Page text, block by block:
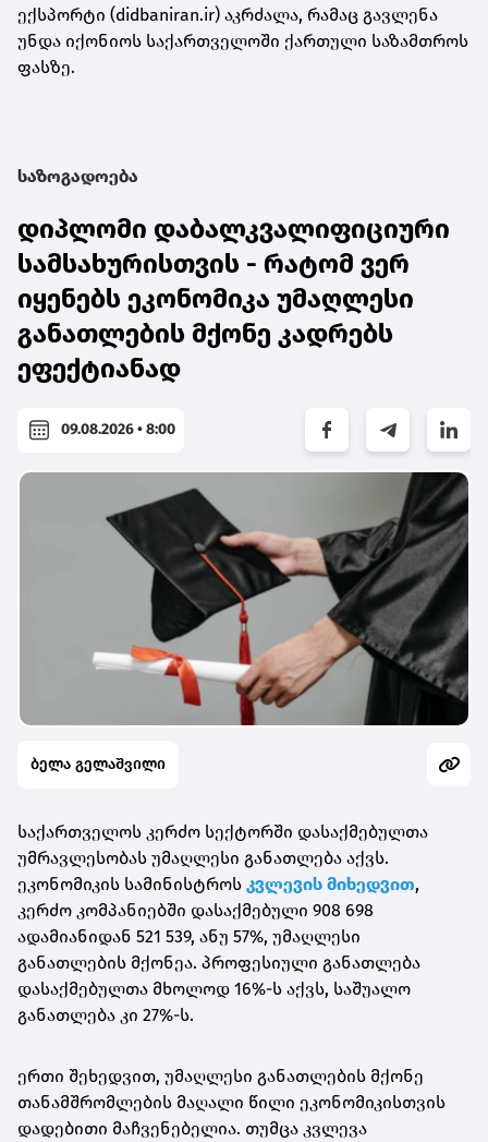
ექსპორტი (didbaniran.ir) აკრძალა, რამაც გავლენა
უნდა იქონიოს საქართველოში ქართული საზამთროს
ფასზე.
საზოგადოება
დიპლომი დაბალკვალიფიციური
სამსახურისთვის - რატომ ვერ
იყენებს ეკონომიკა უმაღლესი
განათლების მქონე კადრებს
ეფექტიანად
09.08.2026 • 8:00
ბელა გელაშვილი
საქართველოს კერძო სექტორში დასაქმებულთა
უმრავლესობას უმაღლესი განათლება აქვს.
ეკონომიკის სამინისტროს კვლევის მიხედვით,
კერძო კომპანიებში დასაქმებული 908 698
ადამიანიდან 521 539, ანუ 57%, უმაღლესი
განათლების მქონეა. პროფესიული განათლება
დასაქმებულთა მხოლოდ 16%-ს აქვს, საშუალო
განათლება კი 27%-ს.
ერთი შეხედვით, უმაღლესი განათლების მქონე
თანამშრომლების მაღალი წილი ეკონომიკისთვის
დადებითი მაჩვენებელია. თუმცა კვლევა